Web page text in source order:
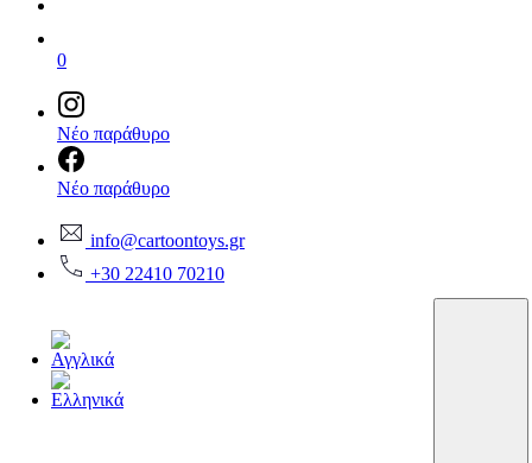
0
Νέο παράθυρο
Νέο παράθυρο
info@cartoontoys.gr
+30 22410 70210